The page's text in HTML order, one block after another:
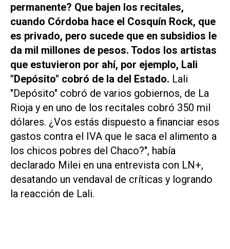
permanente? Que bajen los recitales,
cuando Córdoba hace el Cosquín Rock, que
es privado, pero sucede que en subsidios le
da mil millones de pesos. Todos los artistas
que estuvieron por ahí, por ejemplo, Lali
"Depósito" cobró de la del Estado. Lali
"Depósito" cobró de varios gobiernos, de La
Rioja y en uno de los recitales cobró 350 mil
dólares. ¿Vos estás dispuesto a financiar esos
gastos contra el IVA que le saca el alimento a
los chicos pobres del Chaco?", había
declarado Milei en una entrevista con LN+,
desatando un vendaval de críticas y logrando
la reacción de Lali.